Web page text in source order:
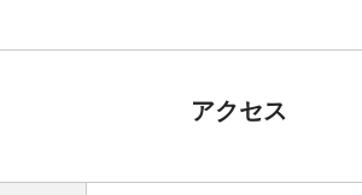
アクセス